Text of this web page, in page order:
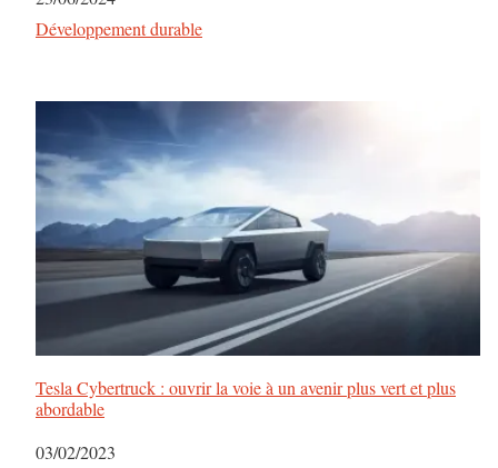
Par rapport à
Développement durable
Tesla Cybertruck : ouvrir la voie à un avenir plus vert et plus
abordable
Date
03/02/2023